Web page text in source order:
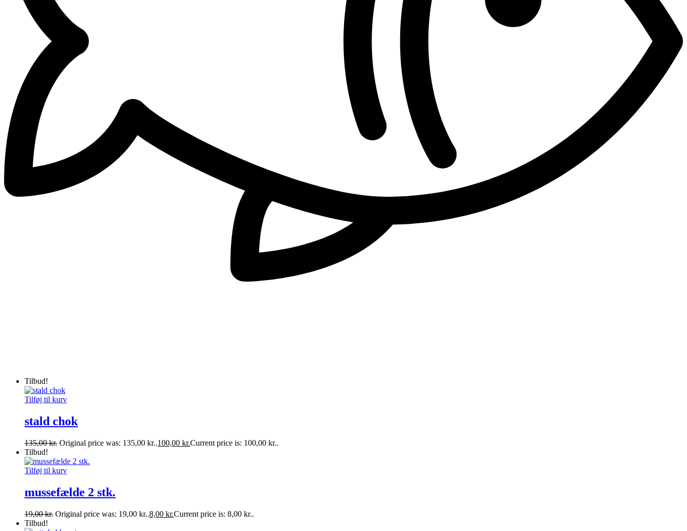
Tilbud!
Tilføj til kurv
stald chok
135,00kr. Original price was: 135,00 kr..100,00 kr.Current price is: 100,00 kr..
Tilbud!
Tilføj til kurv
mussefælde 2 stk.
19,00kr. Original price was: 19,00 kr..8,00 kr.Current price is: 8,00 kr..
Tilbud!